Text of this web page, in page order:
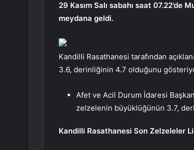
29 Kasım Salı sabahı saat 07.22’de
meydana geldi.
Kandilli Rasathanesi tarafından
3.6, derinliğinin 4.7 olduğunu
Afet ve Acil Durum İdaresi
zelzelenin büyüklüğünün 3.7,
Kandilli Rasathanesi Son Zelzeleler